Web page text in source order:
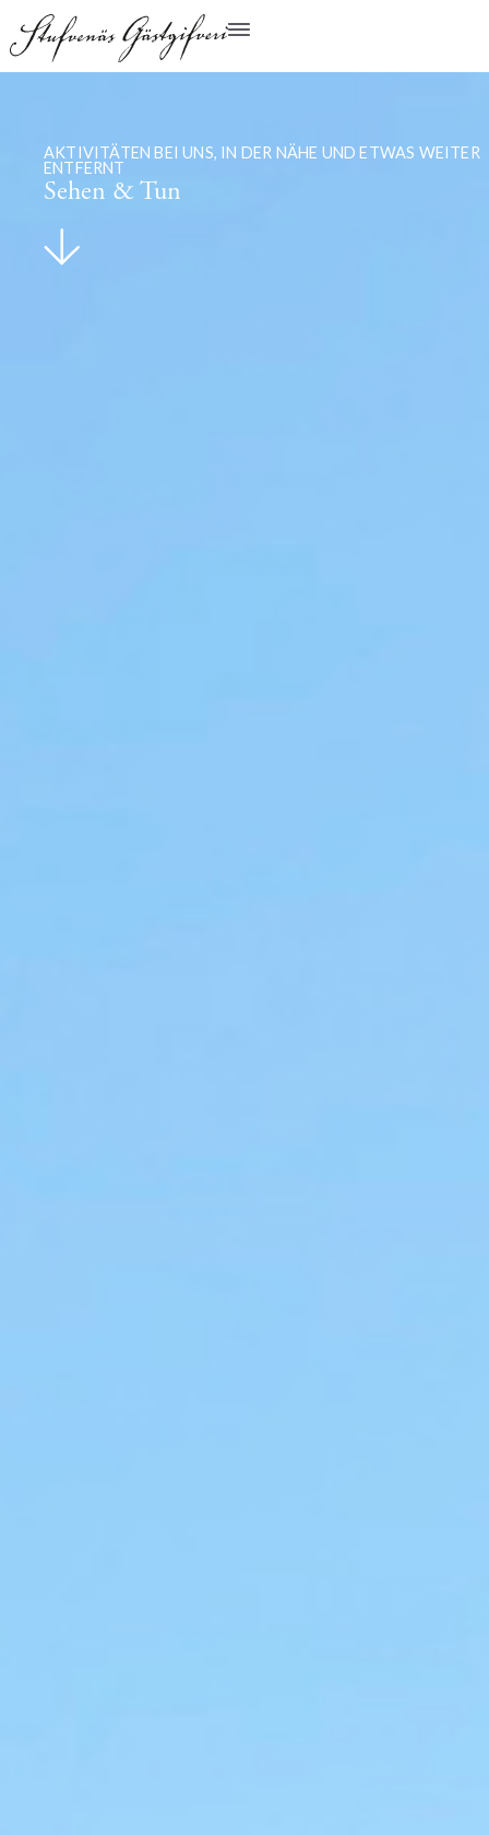
AKTIVITÄTEN BEI UNS, IN DER NÄHE UND ETWAS WEITER
ENTFERNT
Sehen & Tun